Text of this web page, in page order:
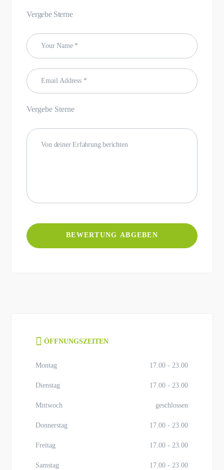
Vergebe Sterne
Vergebe Sterne
ÖFFNUNGSZEITEN
Montag 17.00 - 23.00
Dienstag 17.00 - 23.00
Mittwoch geschlossen
Donnerstag 17.00 - 23.00
Freitag 17.00 - 23.00
Samstag 17.00 - 23.00